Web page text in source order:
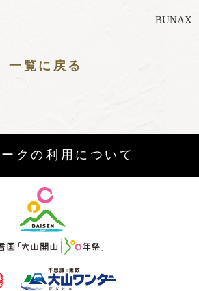
BUNAX
一覧に戻る
クの利用について